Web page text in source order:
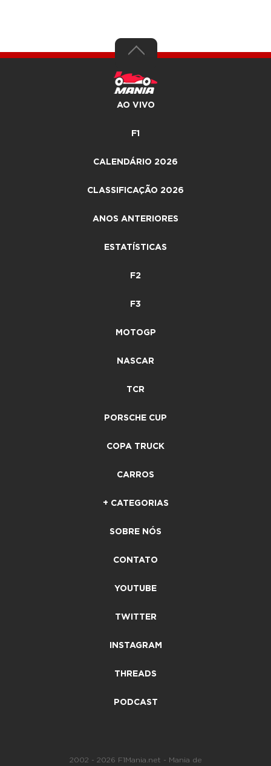
AO VIVO
F1
CALENDÁRIO 2026
CLASSIFICAÇÃO 2026
ANOS ANTERIORES
ESTATÍSTICAS
F2
F3
MOTOGP
NASCAR
TCR
PORSCHE CUP
COPA TRUCK
CARROS
+ CATEGORIAS
SOBRE NÓS
CONTATO
YOUTUBE
TWITTER
INSTAGRAM
THREADS
PODCAST
2002 - 2026 F1Mania.net - Mania de